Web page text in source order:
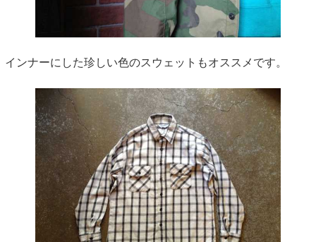
インナーにした珍しい色のスウェットもオススメです。